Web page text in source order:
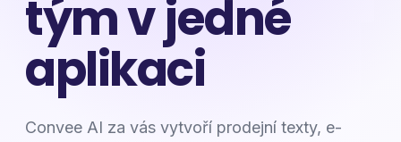
tým v jedné
aplikaci
Convee AI za vás vytvoří prodejní texty, e-